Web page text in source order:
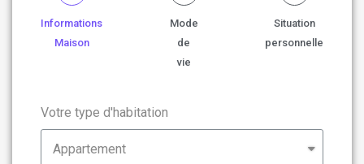
Informations
Maison
Mode
de
vie
Situation
personnelle
Votre type d'habitation